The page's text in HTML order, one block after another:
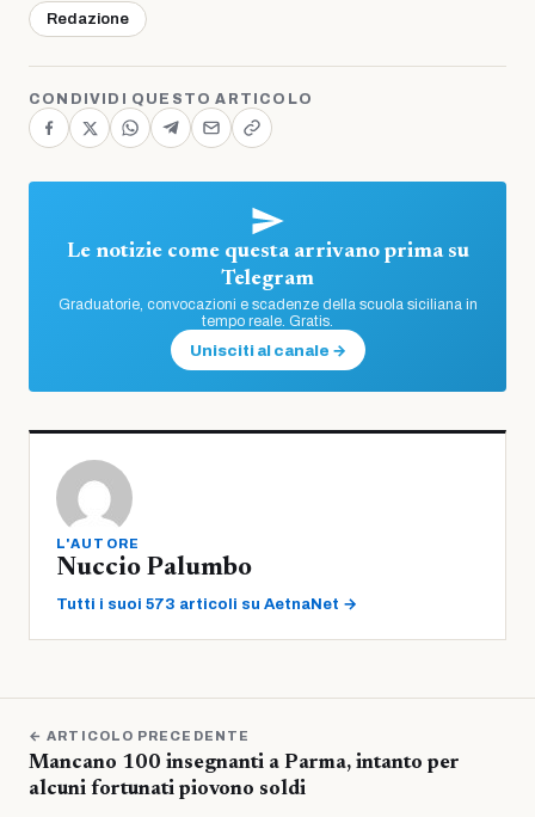
Redazione
CONDIVIDI QUESTO ARTICOLO
Le notizie come questa arrivano prima su
Telegram
Graduatorie, convocazioni e scadenze della scuola siciliana in
tempo reale. Gratis.
Unisciti al canale →
L'AUTORE
Nuccio Palumbo
Tutti i suoi 573 articoli su AetnaNet →
← ARTICOLO PRECEDENTE
Mancano 100 insegnanti a Parma, intanto per
alcuni fortunati piovono soldi